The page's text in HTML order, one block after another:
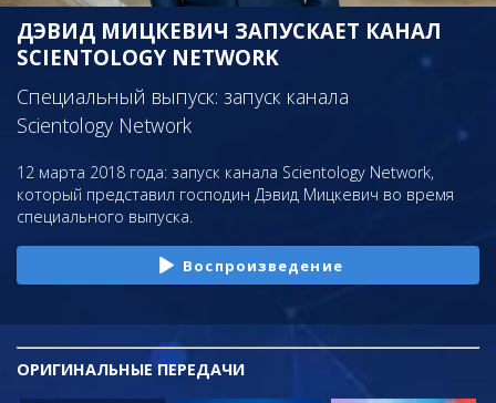
ДЭВИД МИЦКЕВИЧ ЗАПУСКАЕТ КАНАЛ
SCIENTOLOGY NETWORK
Специальный выпуск: запуск канала
Scientology Network
12 марта 2018 года: запуск канала Scientology Network,
который представил господин Дэвид Мицкевич во время
специального выпуска.
Воспроизведение
ОРИГИНАЛЬНЫЕПЕРЕДАЧИ